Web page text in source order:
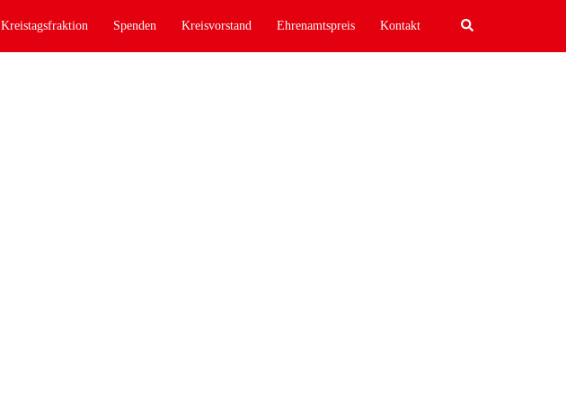
Kreistagsfraktion Spenden Kreisvorstand Ehrenamtspreis Kontakt Search